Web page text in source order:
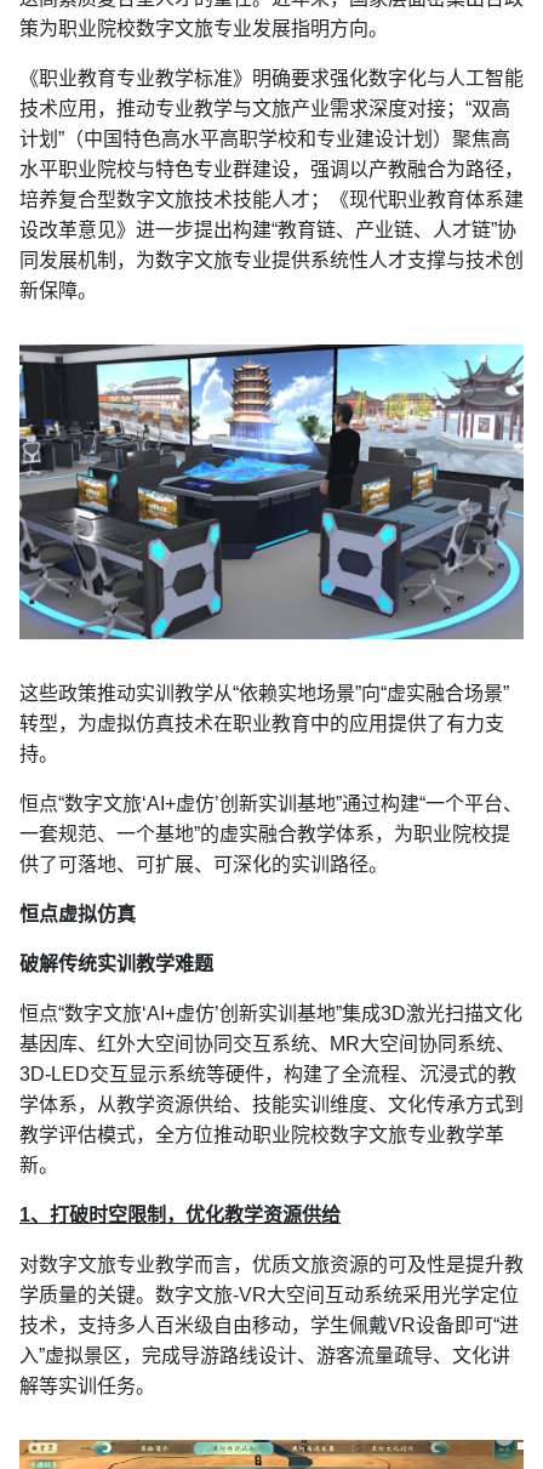
策为职业院校数字文旅专业发展指明方向。
《职业教育专业教学标准》明确要求强化数字化与人工智能
技术应用，推动专业教学与文旅产业需求深度对接；“双高
计划”（中国特色高水平高职学校和专业建设计划）聚焦高
水平职业院校与特色专业群建设，强调以产教融合为路径，
培养复合型数字文旅技术技能人才；《现代职业教育体系建
设改革意见》进一步提出构建“教育链、产业链、人才链”协
同发展机制，为数字文旅专业提供系统性人才支撑与技术创
新保障。
这些政策推动实训教学从“依赖实地场景”向“虚实融合场景”
转型，为虚拟仿真技术在职业教育中的应用提供了有力支
持。
恒点“数字文旅‘AI+虚仿’创新实训基地”通过构建“一个平台、
一套规范、一个基地”的虚实融合教学体系，为职业院校提
供了可落地、可扩展、可深化的实训路径。
恒点虚拟仿真
破解传统实训教学难题
恒点“数字文旅‘AI+虚仿’创新实训基地”集成3D激光扫描文化
基因库、红外大空间协同交互系统、MR大空间协同系统、
3D-LED交互显示系统等硬件，构建了全流程、沉浸式的教
学体系，从教学资源供给、技能实训维度、文化传承方式到
教学评估模式，全方位推动职业院校数字文旅专业教学革
新。
1、打破时空限制，优化教学资源供给
对数字文旅专业教学而言，优质文旅资源的可及性是提升教
学质量的关键。数字文旅-VR大空间互动系统采用光学定位
技术，支持多人百米级自由移动，学生佩戴VR设备即可“进
入”虚拟景区，完成导游路线设计、游客流量疏导、文化讲
解等实训任务。